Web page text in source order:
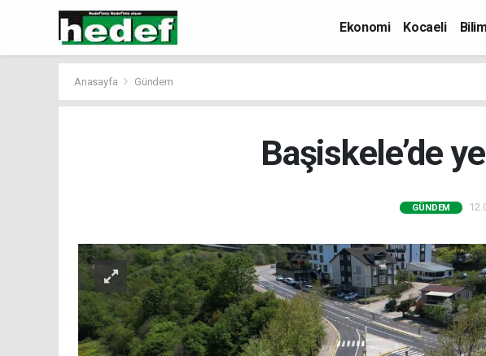
Ekonomi Kocaeli
Anasayfa Gündem
Başiskele’de
GÜNDEM